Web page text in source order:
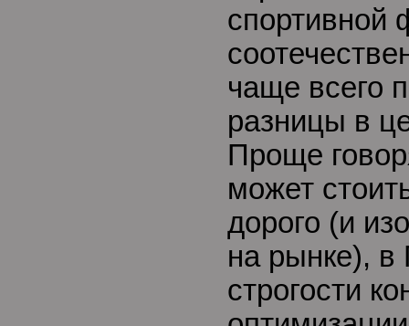
спортивной
чаще всего
разницы в
Проще
может
дорого (и
на рынке), в
строгости